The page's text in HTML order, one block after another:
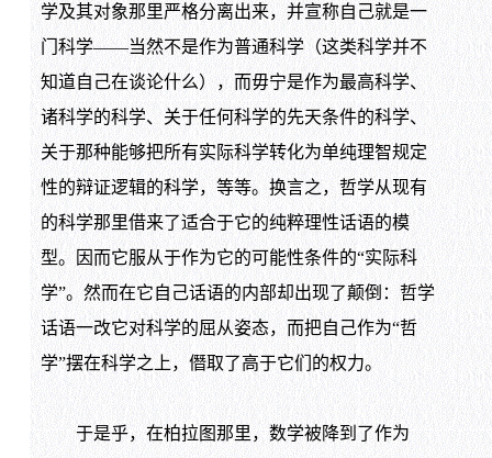
学及其对象那里严格分离出来，并宣称自己就是一
门科学——当然不是作为普通科学（这类科学并不
知道自己在谈论什么），而毋宁是作为最高科学、
诸科学的科学、关于任何科学的先天条件的科学、
关于那种能够把所有实际科学转化为单纯理智规定
性的辩证逻辑的科学，等等。换言之，哲学从现有
的科学那里借来了适合于它的纯粹理性话语的模
型。因而它服从于作为它的可能性条件的“实际科
学”。然而在它自己话语的内部却出现了颠倒：哲学
话语一改它对科学的屈从姿态，而把自己作为“哲
学”摆在科学之上，僭取了高于它们的权力。
于是乎，在柏拉图那里，数学被降到了作为